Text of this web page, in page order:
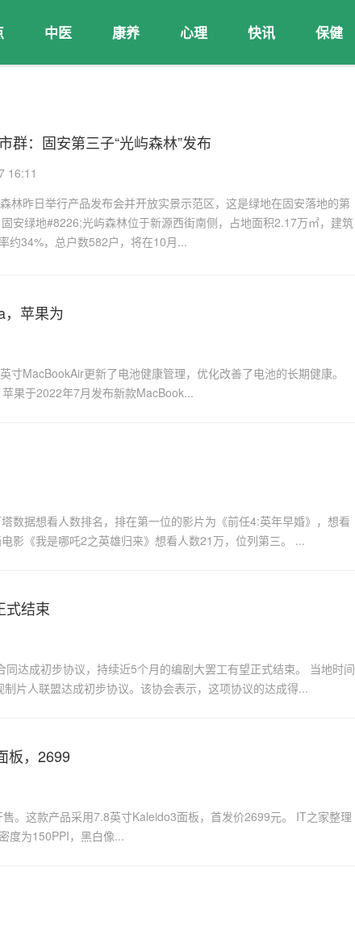
中医 康养 心理 快讯 保健
群：固安第三子“光屿森林”发布
16:11
林昨日举行产品发布会并开放实景示范区，这是绿地在固安落地的第
安绿地#8226;光屿森林位于新源西街南侧，占地面积2.17万㎡，建筑
约34%，总户数582户，将在10月...
，苹果为
MacBookAir更新了电池健康管理，优化改善了电池的长期健康。
果于2022年7月发布新款MacBook...
数据想看人数排名，排在第一位的影片为《前任4:英年早婚》，想看
影《我是哪吒2之英雄归来》想看人数21万，位列第三。 ...
式结束
达成初步协议，持续近5个月的编剧大罢工有望正式结束。 当地时间
片人联盟达成初步协议。该协会表示，这项协议的达成得...
板，2699
。这款产品采用7.8英寸Kaleido3面板，首发价2699元。 IT之家整理
度为150PPI，黑白像...